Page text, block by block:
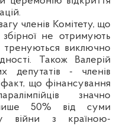
членів Комітету, що
збірної не отримують
тренуються виключно
Також Валерій
депутатів - членів
що фінансування
значно
50% від суми
війни з країною-